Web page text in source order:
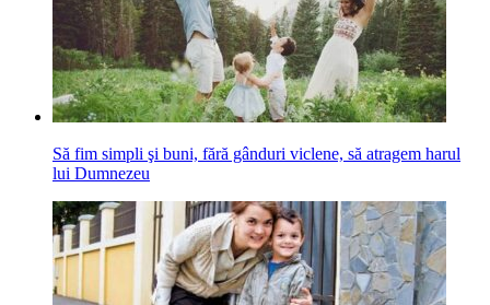
Să fim simpli şi buni, fără gânduri viclene, să atragem harul
lui Dumnezeu